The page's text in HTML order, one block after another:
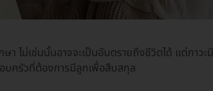
า ไม่เช่นนั้นอาจจะเป็นอันตรายถึงชีวิตได้ แต่ภาวะมี
บครัวที่ต้องการมีลูกเพื่อสืบสกุล